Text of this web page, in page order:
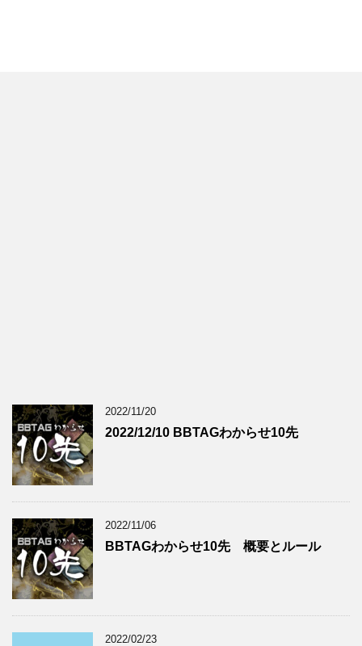
2022/11/20
2022/12/10 BBTAGわからせ10先
2022/11/06
BBTAGわからせ10先 概要とルール
2022/02/23